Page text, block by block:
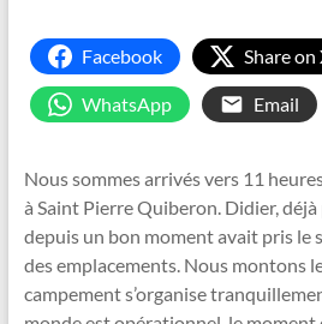
Facebook Share on
WhatsApp Email
Nous sommes arrivés vers 11
à Saint Pierre Quiberon. Didier,
depuis un bon moment avait pris le
des emplacements. Nous montons
campement s’organise